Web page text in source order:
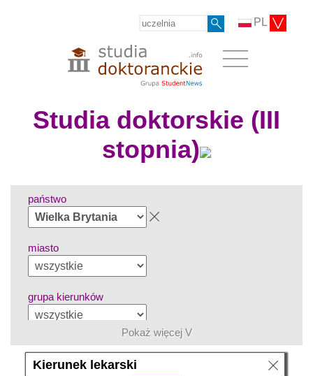
PL
Studia doktorskie (III
stopnia)
państwo
miasto
grupa kierunków
język
Pokaż więcej V